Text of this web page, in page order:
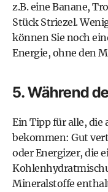
z.B. eine Banane,
Stück Striezel.
können Sie noch
Energie, ohne den
5. Während
Ein Tipp für alle, die
bekommen: Gut
oder Energizer, die
Mineralstoffe